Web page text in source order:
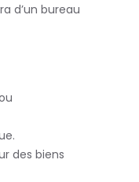
d’un bureau
.
des biens